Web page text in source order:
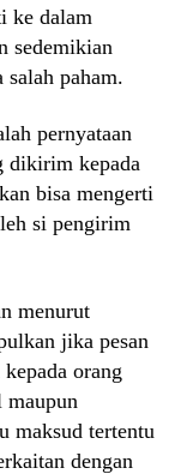
ke dalam
sedemikian
paham.
pernyataan
dikirim kepada
bisa mengerti
si pengirim
menurut
jika pesan
orang
maupun
maksud tertentu
dengan